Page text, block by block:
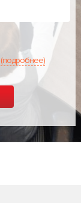
(подробнее)